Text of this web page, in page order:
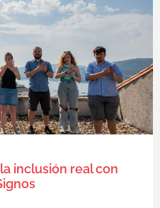
inclusión real con